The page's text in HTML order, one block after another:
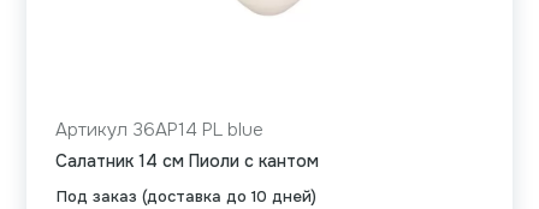
Под заказ (доставка до 10 дней)
Артикул 36AP14 PL blue
Салатник 14 см Пиоли с кантом